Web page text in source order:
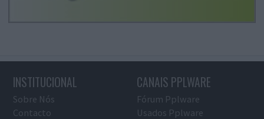
INSTITUCIONAL
Sobre Nós
Contacto
CANAIS PPLWARE
Fórum Pplware
Usados Pplware